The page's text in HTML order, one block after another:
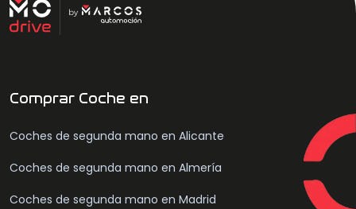
Comprar Coche en
Coches de segunda mano en Alicante
Coches de segunda mano en Almería
Coches de segunda mano en Madrid